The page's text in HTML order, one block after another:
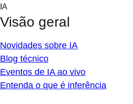
Skip
content
IA
Visão geral
Novidades sobre IA
Blog técnico
Eventos de IA ao vivo
Entenda o que é inferência